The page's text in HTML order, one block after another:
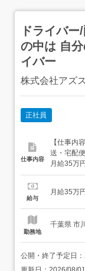
ドライバ
の中は 自
イバー
株式会社アズ
正社員
仕事内容
【仕事内
送・宅配
月給35万
地による
ンター間
給与
月給35万
勤務地
千葉県 市
公開・終了予定日：